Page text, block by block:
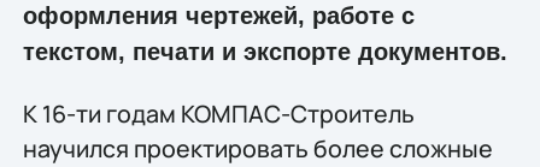
оформления чертежей, работе с
текстом, печати и экспорте документов.
К 16-ти годам КОМПАС-Строитель
научился проектировать более сложные